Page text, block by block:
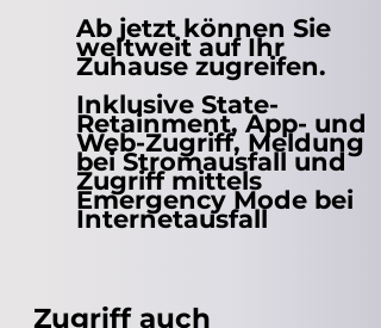
Ab jetzt können Sie
weltweit auf Ihr
Zuhause zugreifen.
Inklusive State-
Retainment, App- und
Web-Zugriff, Meldung
bei Stromausfall und
Zugriff mittels
Emergency Mode bei
Internetausfall
Zugriff auch